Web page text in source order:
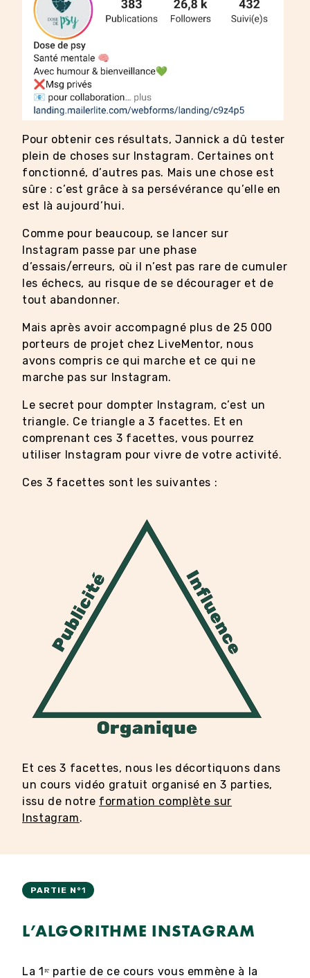
Pour obtenir ces résultats, Jannick a dû tester
plein de choses sur Instagram. Certaines ont
fonctionné, d’autres pas. Mais une chose est
sûre : c’est grâce à sa persévérance qu’elle en
est là aujourd’hui.
Comme pour beaucoup, se lancer sur
Instagram passe par une phase
d’essais/erreurs, où il n’est pas rare de cumuler
les échecs, au risque de se décourager et de
tout abandonner.
Mais après avoir accompagné plus de 25 000
porteurs de projet chez LiveMentor, nous
avons compris ce qui marche et ce qui ne
marche pas sur Instagram.
Le secret pour dompter Instagram, c’est un
triangle. Ce triangle a 3 facettes. Et en
comprenant ces 3 facettes, vous pourrez
utiliser Instagram pour vivre de votre activité.
Ces 3 facettes sont les suivantes :
Et ces 3 facettes, nous les décortiquons dans
un cours vidéo gratuit organisé en 3 parties,
issu de notre formation complète sur
Instagram.
PARTIE N°1
L’ALGORITHME INSTAGRAM
La 1ʳᵉ partie de ce cours vous emmène à la